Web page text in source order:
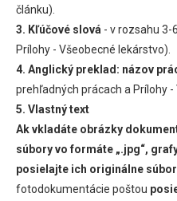
článku).
3. Kľúčové slová - v rozsahu 3-
Prílohy - Všeobecné lekárstvo).
4. Anglický preklad: názov
prehľadných prácach a Prílohy
5. Vlastný text
Ak vkladáte obrázky
súbory vo formáte „.jpg“,
posielajte ich originálne
fotodokumentácie poštou